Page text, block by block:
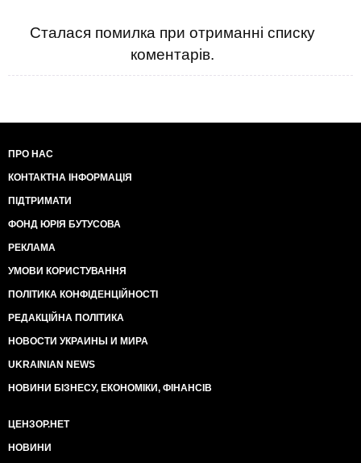
Сталася помилка при отриманні списку
коментарів.
ПРО НАС
КОНТАКТНА ІНФОРМАЦІЯ
ПІДТРИМАТИ
ФОНД ЮРІЯ БУТУСОВА
РЕКЛАМА
УМОВИ КОРИСТУВАННЯ
ПОЛІТИКА КОНФІДЕНЦІЙНОСТІ
РЕДАКЦІЙНА ПОЛІТИКА
НОВОСТИ УКРАИНЫ И МИРА
UKRAINIAN NEWS
НОВИНИ БІЗНЕСУ, ЕКОНОМІКИ, ФІНАНСІВ
ЦЕНЗОР.НЕТ
НОВИНИ